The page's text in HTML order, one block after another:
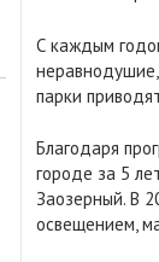
С каждым
парки
Благодаря
городе за 5
Заозерный. В
освещением,